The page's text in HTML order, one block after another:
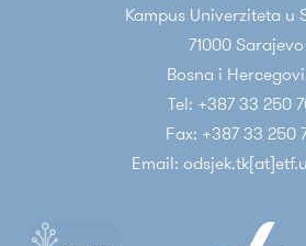
Kampus Univerziteta u
71000 Sarajevo
Bosna i
Tel: +387 33 250
Fax: +387 33 250
Email: